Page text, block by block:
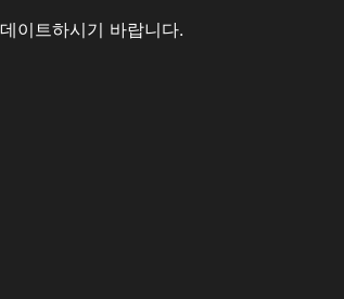
이트하시기 바랍니다.